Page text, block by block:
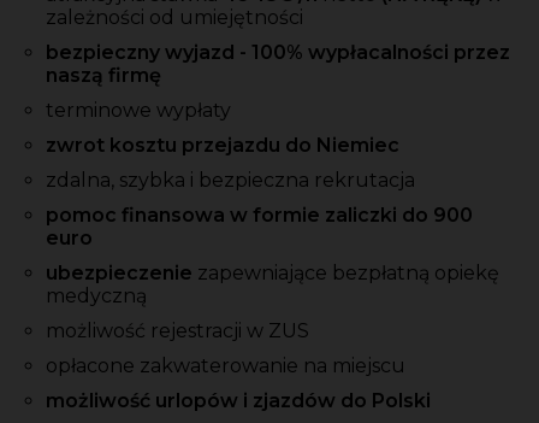
zależności od umiejętności
bezpieczny wyjazd - 100% wypłacalności przez
naszą firmę
terminowe wypłaty
zwrot kosztu przejazdu do Niemiec
zdalna, szybka i bezpieczna rekrutacja
pomoc finansowa w formie zaliczki do 900
euro
ubezpieczenie zapewniające bezpłatną opiekę
medyczną
możliwość rejestracji w ZUS
opłacone zakwaterowanie na miejscu
możliwość urlopów i zjazdów do Polski